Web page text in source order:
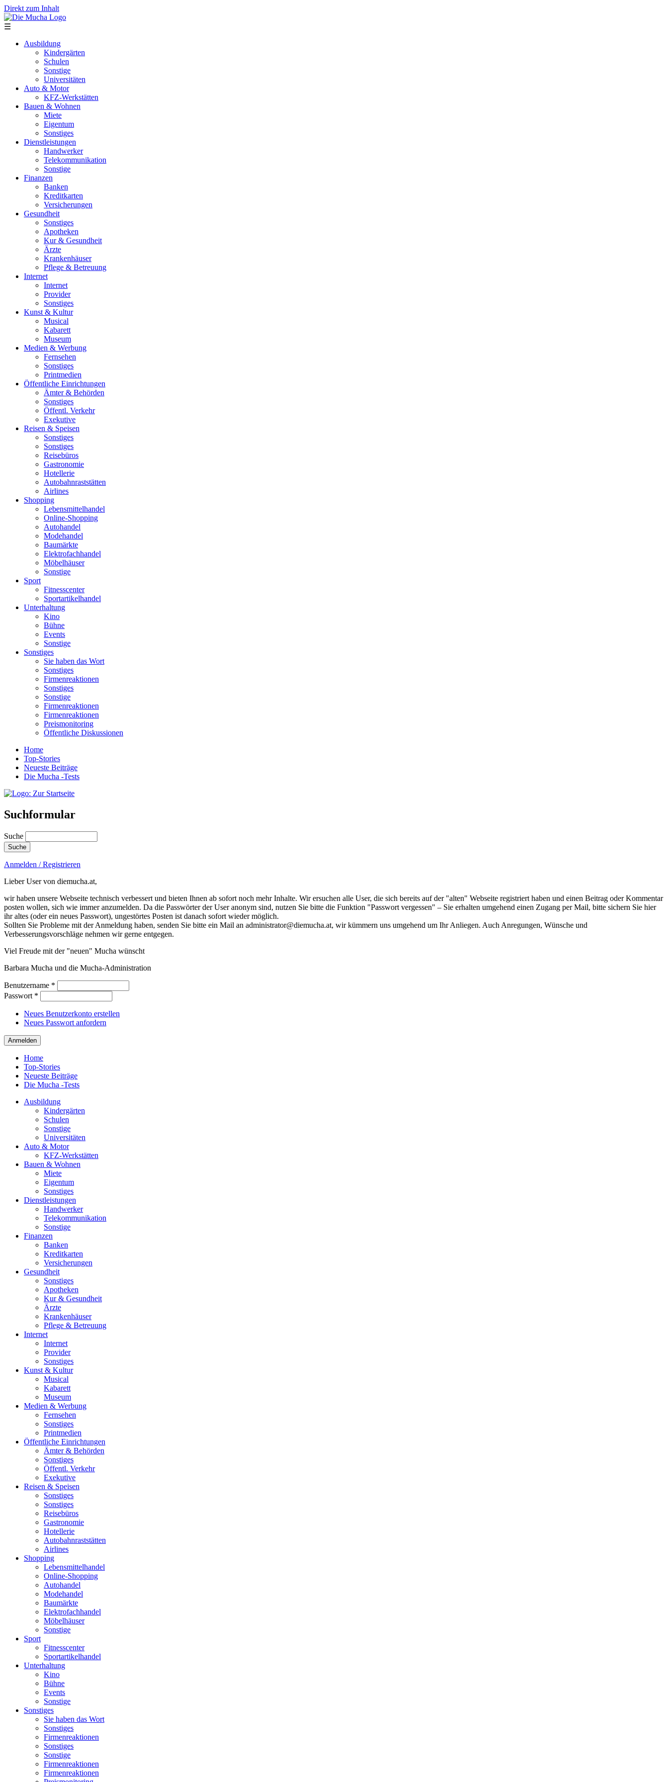
Direkt zum Inhalt
☰
Ausbildung
Kindergärten
Schulen
Sonstige
Universitäten
Auto & Motor
KFZ-Werkstätten
Bauen & Wohnen
Miete
Eigentum
Sonstiges
Dienstleistungen
Handwerker
Telekommunikation
Sonstige
Finanzen
Banken
Kreditkarten
Versicherungen
Gesundheit
Sonstiges
Apotheken
Kur & Gesundheit
Ärzte
Krankenhäuser
Pflege & Betreuung
Internet
Internet
Provider
Sonstiges
Kunst & Kultur
Musical
Kabarett
Museum
Medien & Werbung
Fernsehen
Sonstiges
Printmedien
Öffentliche Einrichtungen
Ämter & Behörden
Sonstiges
Öffentl. Verkehr
Exekutive
Reisen & Speisen
Sonstiges
Sonstiges
Reisebüros
Gastronomie
Hotellerie
Autobahnraststätten
Airlines
Shopping
Lebensmittelhandel
Online-Shopping
Autohandel
Modehandel
Baumärkte
Elektrofachhandel
Möbelhäuser
Sonstige
Sport
Fitnesscenter
Sportartikelhandel
Unterhaltung
Kino
Bühne
Events
Sonstige
Sonstiges
Sie haben das Wort
Sonstiges
Firmenreaktionen
Sonstiges
Sonstige
Firmenreaktionen
Firmenreaktionen
Preismonitoring
Öffentliche Diskussionen
Home
Top-Stories
Neueste Beiträge
Die Mucha -Tests
Suchformular
Suche
Anmelden / Registrieren
Lieber User von diemucha.at,
wir haben unsere Webseite technisch verbessert und bieten Ihnen ab sofort noch mehr Inhalte. Wir ersuchen alle User, die sich bereits auf der "alten" Webseite registriert haben und einen Beitrag oder Kommentar
posten wollen, sich wie immer anzumelden. Da die Passwörter der User anonym sind, nutzen Sie bitte die Funktion "Passwort vergessen" – Sie erhalten umgehend einen Zugang per Mail, bitte sichern Sie hier
ihr altes (oder ein neues Passwort), ungestörtes Posten ist danach sofort wieder möglich.
Sollten Sie Probleme mit der Anmeldung haben, senden Sie bitte ein Mail an administrator@diemucha.at, wir kümmern uns umgehend um Ihr Anliegen. Auch Anregungen, Wünsche und
Verbesserungsvorschläge nehmen wir gerne entgegen.
Viel Freude mit der "neuen" Mucha wünscht
Barbara Mucha und die Mucha-Administration
Benutzername *
Passwort *
Neues Benutzerkonto erstellen
Neues Passwort anfordern
Home
Top-Stories
Neueste Beiträge
Die Mucha -Tests
Ausbildung
Kindergärten
Schulen
Sonstige
Universitäten
Auto & Motor
KFZ-Werkstätten
Bauen & Wohnen
Miete
Eigentum
Sonstiges
Dienstleistungen
Handwerker
Telekommunikation
Sonstige
Finanzen
Banken
Kreditkarten
Versicherungen
Gesundheit
Sonstiges
Apotheken
Kur & Gesundheit
Ärzte
Krankenhäuser
Pflege & Betreuung
Internet
Internet
Provider
Sonstiges
Kunst & Kultur
Musical
Kabarett
Museum
Medien & Werbung
Fernsehen
Sonstiges
Printmedien
Öffentliche Einrichtungen
Ämter & Behörden
Sonstiges
Öffentl. Verkehr
Exekutive
Reisen & Speisen
Sonstiges
Sonstiges
Reisebüros
Gastronomie
Hotellerie
Autobahnraststätten
Airlines
Shopping
Lebensmittelhandel
Online-Shopping
Autohandel
Modehandel
Baumärkte
Elektrofachhandel
Möbelhäuser
Sonstige
Sport
Fitnesscenter
Sportartikelhandel
Unterhaltung
Kino
Bühne
Events
Sonstige
Sonstiges
Sie haben das Wort
Sonstiges
Firmenreaktionen
Sonstiges
Sonstige
Firmenreaktionen
Firmenreaktionen